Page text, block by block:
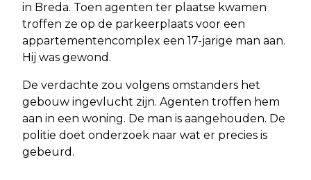
in Breda. Toen agenten ter plaatse kwamen
troffen ze op de parkeerplaats voor een
appartementencomplex een 17-jarige man aan.
Hij was gewond.
De verdachte zou volgens omstanders het
gebouw ingevlucht zijn. Agenten troffen hem
aan in een woning. De man is aangehouden. De
politie doet onderzoek naar wat er precies is
gebeurd.